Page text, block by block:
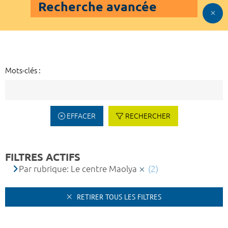
Recherche avancée
Mots-clés :
EFFACER RECHERCHER
FILTRES ACTIFS
Par rubrique: Le centre Maolya (2)
RETIRER TOUS LES FILTRES